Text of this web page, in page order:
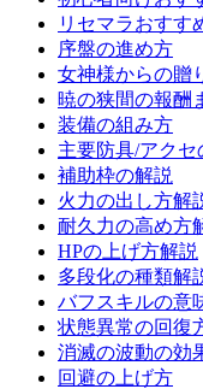
リセマラおすす
序盤の進め方
女神様からの贈
暁の狭間の報酬
装備の組み方
主要防具/アクセ
補助枠の解説
火力の出し方解
耐久力の高め方
HPの上げ方解説
多段化の種類解
バフスキルの意
状態異常の回復
消滅の波動の効
回避の上げ方